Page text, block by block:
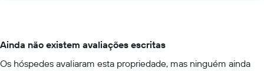
Ainda não existem avaliações escritas
Os hóspedes avaliaram esta propriedade, mas ninguém ainda